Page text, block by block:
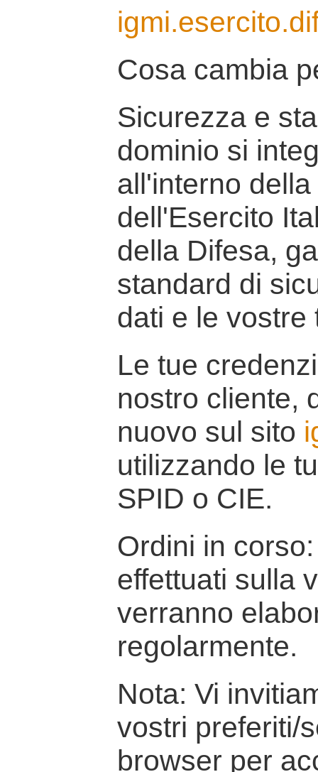
Cosa cambia
Sicurezza e
dominio si
all'interno
dell'Esercito
della Difesa,
standard di
dati e le vostre
Le tue
nostro cliente,
nuovo sul sito
utilizzando le
SPID o CIE.
Ordini in
effettuati sulla
verranno
regolarmente.
Nota: Vi
vostri preferiti/
browser per